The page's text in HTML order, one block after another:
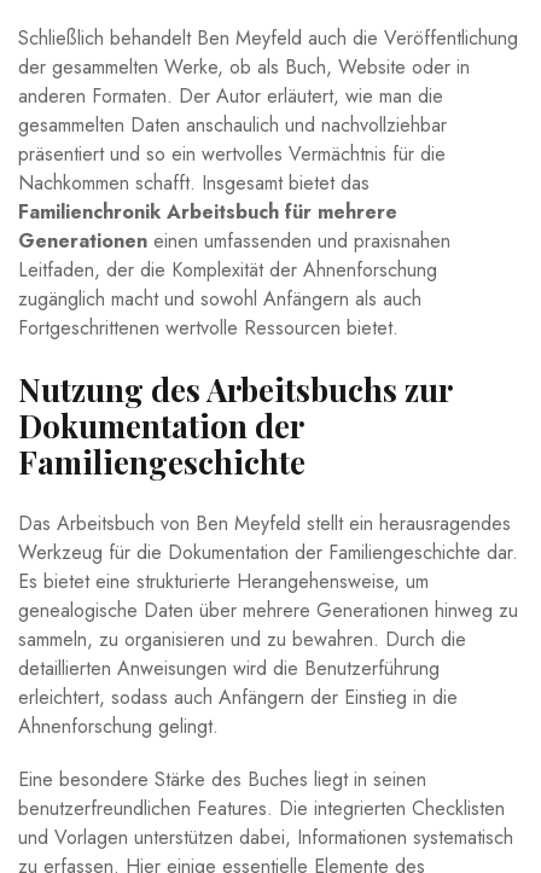
Schließlich behandelt Ben‍ Meyfeld ⁣auch​ die⁣ Veröffentlichung​
der gesammelten Werke, ob als Buch, Website oder​ in
anderen Formaten. ​Der Autor erläutert, wie man die
gesammelten‌ Daten anschaulich und nachvollziehbar
präsentiert und so ein wertvolles Vermächtnis für die
Nachkommen schafft. Insgesamt‌ bietet das ​
Familienchronik Arbeitsbuch⁣ für mehrere
Generationen einen umfassenden‍ und praxisnahen
Leitfaden, der die Komplexität der Ahnenforschung
zugänglich macht und sowohl Anfängern als auch
Fortgeschrittenen⁣ wertvolle Ressourcen bietet.
Nutzung des Arbeitsbuchs zur
Dokumentation der
Familiengeschichte
Das Arbeitsbuch von Ben ‌Meyfeld⁤ stellt ein herausragendes
Werkzeug für die Dokumentation der Familiengeschichte dar.
Es bietet ⁣eine strukturierte Herangehensweise, um
genealogische Daten⁢ über mehrere Generationen hinweg zu
sammeln,⁣ zu organisieren und zu bewahren. Durch die
detaillierten Anweisungen wird die Benutzerführung⁤
erleichtert, sodass ‌auch Anfängern der Einstieg in die
Ahnenforschung gelingt.
Eine besondere⁢ Stärke des Buches liegt in seinen
benutzerfreundlichen Features. Die integrierten Checklisten⁣
und ‌Vorlagen unterstützen dabei, Informationen systematisch
zu erfassen. Hier ⁤einige essentielle Elemente des